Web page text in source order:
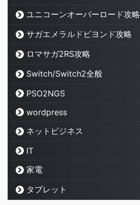
ユニコーンオーバーロード攻略
サガエメラルドビヨンド攻略
ロマサガ2RS攻略
Switch/Switch2全般
PSO2NGS
wordpress
ネットビジネス
IT
家電
タブレット